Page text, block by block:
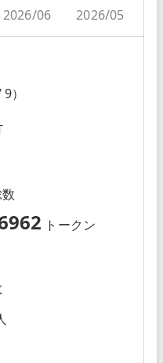
2026/06 2026/05
）
トークン